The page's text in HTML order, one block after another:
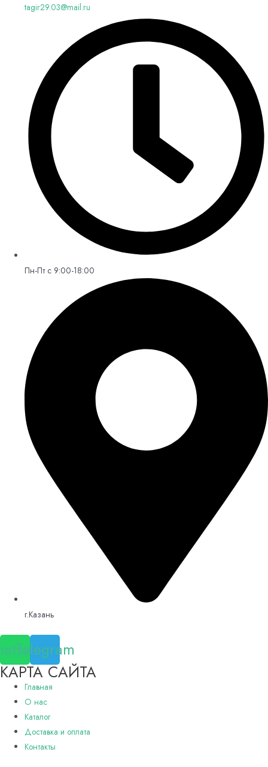
tagir29.03@mail.ru
Пн-Пт с 9:00-18:00
г.Казань
Telegram
КАРТА САЙТА
Главная
О нас
Каталог
Доставка и оплата
Контакты